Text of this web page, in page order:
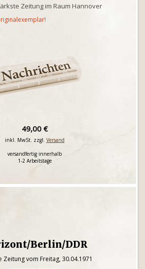
Zeitung im Raum Hannover
49,00 €
inkl. MwSt. zzgl. Versand
versandfertig innerhalb
1-2 Arbeitstage
Berlin/DDR
Zeitung vom Freitag, 30.04.1971